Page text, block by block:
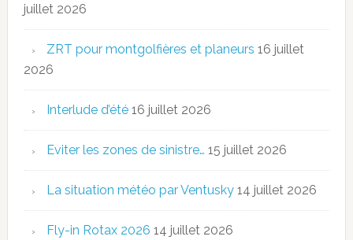
juillet 2026
ZRT pour montgolfières et planeurs 16 juillet
2026
Interlude d’été 16 juillet 2026
Eviter les zones de sinistre… 15 juillet 2026
La situation météo par Ventusky 14 juillet 2026
Fly-in Rotax 2026 14 juillet 2026